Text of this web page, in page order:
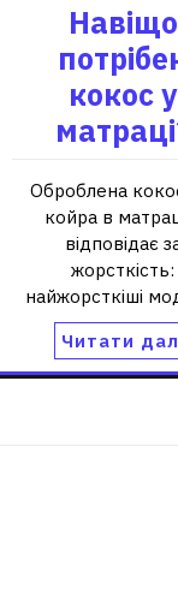
Навіщо
кокос у
Оброблена
койра в
відповідає
жорсткість:
найжорсткіші
Читати